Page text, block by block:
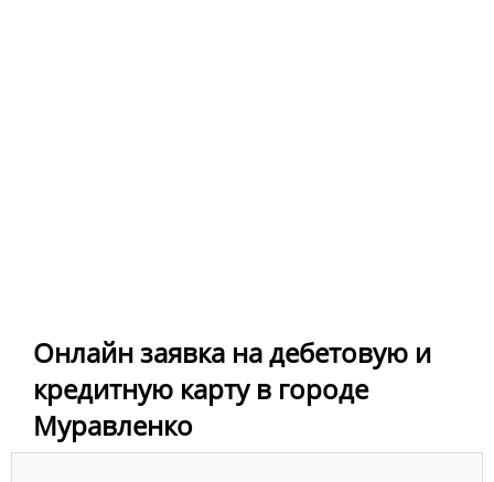
Онлайн заявка на дебетовую и
кредитную карту в городе
Муравленко